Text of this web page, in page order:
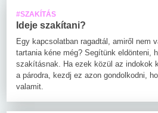
#SZAKÍTÁS
Ideje szakítani?
Egy kapcsolatban ragadtál, amiről nem
tartania kéne még? Segítünk eldönteni,
szakításnak. Ha ezek közül az indokok
a párodra, kezdj ez azon gondolkodni,
valamit.